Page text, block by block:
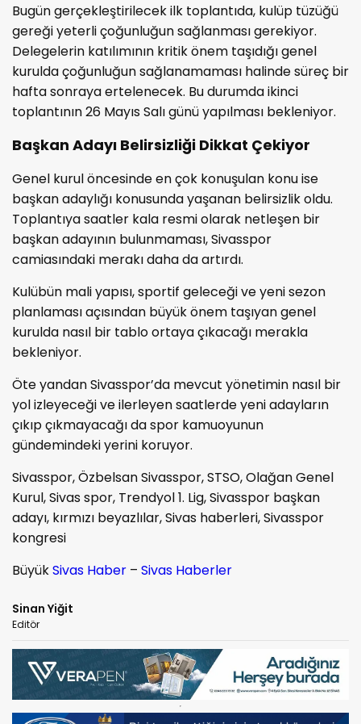
Bugün gerçekleştirilecek ilk toplantıda, kulüp tüzüğü
gereği yeterli çoğunluğun sağlanması gerekiyor.
Delegelerin katılımının kritik önem taşıdığı genel
kurulda çoğunluğun sağlanamaması halinde süreç bir
hafta sonraya ertelenecek. Bu durumda ikinci
toplantının 26 Mayıs Salı günü yapılması bekleniyor.
Başkan Adayı Belirsizliği Dikkat Çekiyor
Genel kurul öncesinde en çok konuşulan konu ise
başkan adaylığı konusunda yaşanan belirsizlik oldu.
Toplantıya saatler kala resmi olarak netleşen bir
başkan adayının bulunmaması, Sivasspor
camiasındaki merakı daha da artırdı.
Kulübün mali yapısı, sportif geleceği ve yeni sezon
planlaması açısından büyük önem taşıyan genel
kurulda nasıl bir tablo ortaya çıkacağı merakla
bekleniyor.
Öte yandan Sivasspor’da mevcut yönetimin nasıl bir
yol izleyeceği ve ilerleyen saatlerde yeni adayların
çıkıp çıkmayacağı da spor kamuoyunun
gündemindeki yerini koruyor.
Sivasspor, Özbelsan Sivasspor, STSO, Olağan Genel
Kurul, Sivas spor, Trendyol 1. Lig, Sivasspor başkan
adayı, kırmızı beyazlılar, Sivas haberleri, Sivasspor
kongresi
BüyükSivas Haber – Sivas Haberler
Sinan Yiğit
Editör